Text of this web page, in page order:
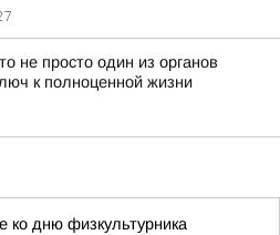
не просто один из органов
к полноценной жизни
ко дню физкультурника